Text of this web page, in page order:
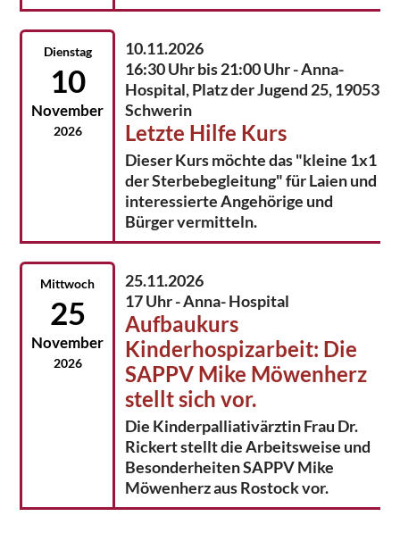
Dienstag
10
November
2026
10.11.2026
16:30 Uhr bis 21:00 Uhr - Anna-
Hospital, Platz der Jugend 25, 19053
Schwerin
Letzte Hilfe Kurs
Dieser Kurs möchte das "kleine 1x1
der Sterbebegleitung" für Laien und
interessierte Angehörige und
Bürger vermitteln.
Mittwoch
25
November
2026
25.11.2026
17 Uhr - Anna- Hospital
Aufbaukurs
Kinderhospizarbeit: Die
SAPPV Mike Möwenherz
stellt sich vor.
Die Kinderpalliativärztin Frau Dr.
Rickert stellt die Arbeitsweise und
Besonderheiten SAPPV Mike
Möwenherz aus Rostock vor.